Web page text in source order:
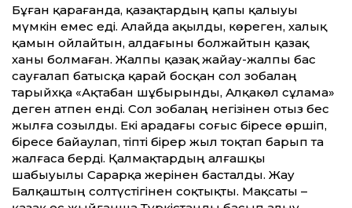
Бұған қарағанда, қазақтардың қапы қалыуы
мүмкін емес еді. Алайда ақылды, көреген, халық
қамын ойлайтын, алдағыны болжайтын қазақ
ханы болмаған. Жалпы қазақ жайау-жалпы бас
сауғалап батысқа қарай босқан сол зобалаң
тарыйхқа «Ақтабан шұбырынды, Алқакөл сұлама»
деген атпен енді. Сол зобалаң негізінен отыз бес
жылға созылды. Екі арадағы соғыс біресе өршіп,
біресе байаулап, тіпті бірер жыл тоқтап барып та
жалғаса берді. Қалмақтардың алғашқы
шабыуылы Сарарқа жерінен басталды. Жау
Балқаштың солтүстігінен соқтықты. Мақсаты –